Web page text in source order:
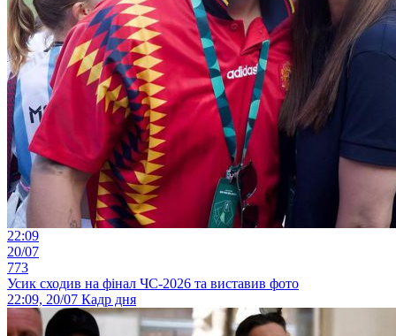
22:09
20/07
773
Усик сходив на фінал ЧС-2026 та виставив фото
22:09, 20/07 Кадр дня